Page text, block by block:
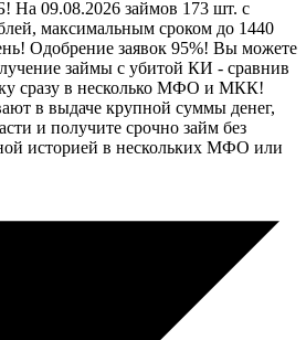
09.08.2026 займов 173 шт. с
максимальным сроком до 1440
Одобрение заявок 95%! Вы можете
займы с убитой КИ - сравнив
сразу в несколько МФО и МКК!
в выдаче крупной суммы денег,
и получите срочно займ без
историей в нескольких МФО или